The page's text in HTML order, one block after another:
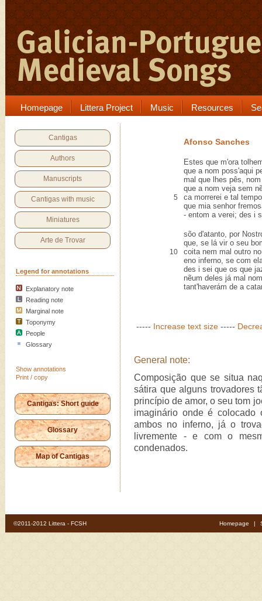
Homepage Littera Project Music Resources
Cantigas
Authors
Manuscripts
Cantigas with music
Miniatures
Arte de Trovar
Legend for annotations
Explanatory note
Reading note
Marginal note
Toponymy
People
Glossary
Show annotations
Print / copy
Cantigas: Short guide
Glossary
Map of Cantigas
Afonso Sanches
Estes que m'ora
que a nom poss'aqui
mal que lhes pês,
que a nom veja sem
5
ca morrerei e tal
que mia senhor
- entom a verei; des i
sõo d'atanto, por
que, se lá vir o seu
10
coita nem mal outro
eno inferno, se com
des i sei que os que
nẽum deles já mal
tant'haverám de a
----- Increase text size -----
General note:
Composição que se situa
sátira que alguns trovadores
princípio de amor, o seu tom
imaginário onde é
ambos no inferno, já o
livremente - e com o
condenados.
©2011-2012 Littera - FCSH Homepage |